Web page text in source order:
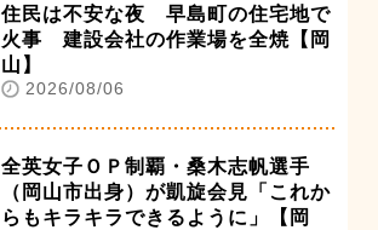
住民は不安な夜 早島町の住宅地で
火事 建設会社の作業場を全焼【岡
山】
2026/08/06
全英女子ＯＰ制覇・桑木志帆選手
（岡山市出身）が凱旋会見「これか
らもキラキラできるように」【岡